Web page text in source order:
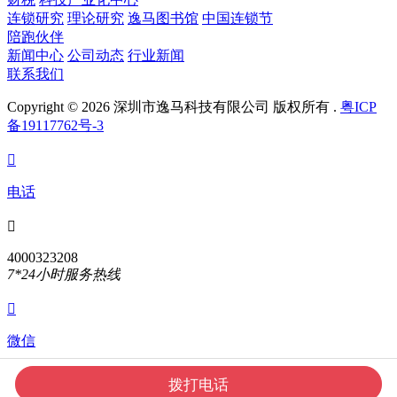
连锁研究 理论研究 逸马图书馆 中国连锁节
陪跑伙伴
新闻中心 公司动态 行业新闻
联系我们
Copyright © 2026 深圳市逸马科技有限公司 版权所有 . 粤ICP
备19117762号-3

电话

4000323208
7*24小时服务热线

微信
拨打电话